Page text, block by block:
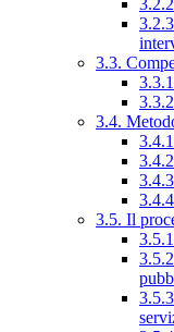
3.3.
3.4.
3.5. Il